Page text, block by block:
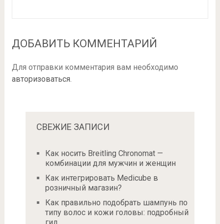
ДОБАВИТЬ КОММЕНТАРИЙ
Для отправки комментария вам необходимо
авторизоваться.
СВЕЖИЕ ЗАПИСИ
Как носить Breitling Chronomat —
комбинации для мужчин и женщин
Как интегрировать Medicube в
розничный магазин?
Как правильно подобрать шампунь по
типу волос и кожи головы: подробный